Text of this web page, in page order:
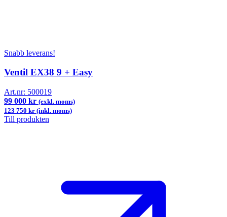
Snabb leverans!
Ventil EX38 9 + Easy
Art.nr: 500019
99 000 kr (exkl. moms)
123 750 kr (inkl. moms)
Till produkten